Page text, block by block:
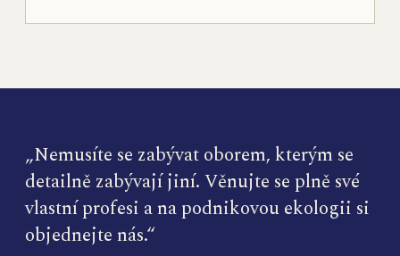
„Nemusíte se zabývat oborem, kterým se
detailně zabývají jiní. Věnujte se plně své
vlastní profesi a na podnikovou ekologii si
objednejte nás.“